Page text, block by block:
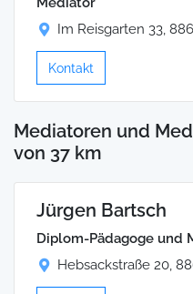
Im Reisgarten 33,
Kontakt
Mediatoren und
von 37 km
Jürgen Bartsch
Diplom-Pädagoge und
Hebsackstraße 20,